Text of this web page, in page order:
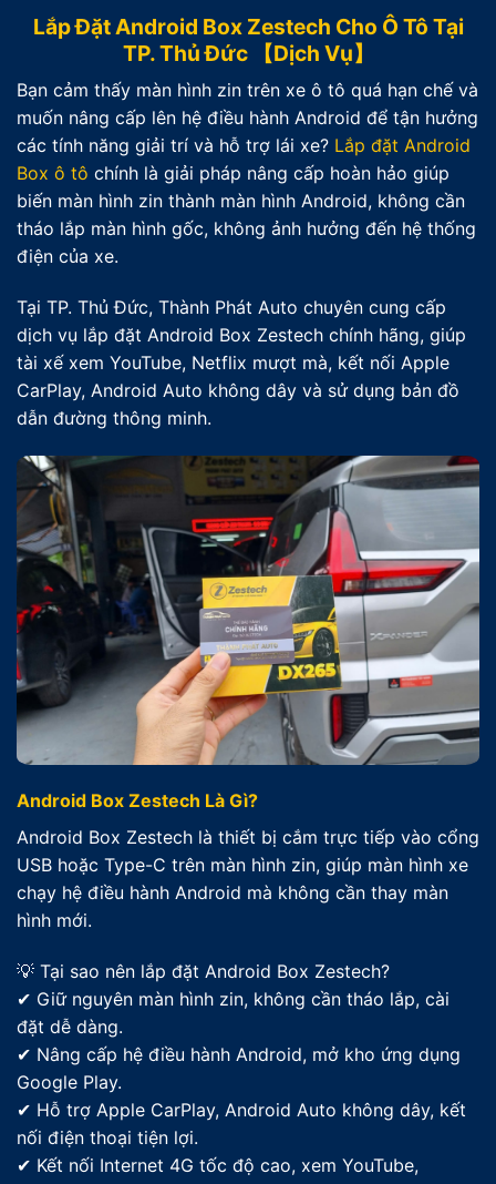
Lắp Đặt Android Box Zestech Cho Ô Tô Tại
TP. Thủ Đức 【Dịch Vụ】
Bạn cảm thấy màn hình zin trên xe ô tô quá hạn chế và
muốn nâng cấp lên hệ điều hành Android để tận hưởng
các tính năng giải trí và hỗ trợ lái xe? Lắp đặt Android
Box ô tô chính là giải pháp nâng cấp hoàn hảo giúp
biến màn hình zin thành màn hình Android, không cần
tháo lắp màn hình gốc, không ảnh hưởng đến hệ thống
điện của xe.
Tại TP. Thủ Đức, Thành Phát Auto chuyên cung cấp
dịch vụ lắp đặt Android Box Zestech chính hãng, giúp
tài xế xem YouTube, Netflix mượt mà, kết nối Apple
CarPlay, Android Auto không dây và sử dụng bản đồ
dẫn đường thông minh.
Android Box Zestech Là Gì?
Android Box Zestech là thiết bị cắm trực tiếp vào cổng
USB hoặc Type-C trên màn hình zin, giúp màn hình xe
chạy hệ điều hành Android mà không cần thay màn
hình mới.
💡 Tại sao nên lắp đặt Android Box Zestech?
✔ Giữ nguyên màn hình zin, không cần tháo lắp, cài
đặt dễ dàng.
✔ Nâng cấp hệ điều hành Android, mở kho ứng dụng
Google Play.
✔ Hỗ trợ Apple CarPlay, Android Auto không dây, kết
nối điện thoại tiện lợi.
✔ Kết nối Internet 4G tốc độ cao, xem YouTube,